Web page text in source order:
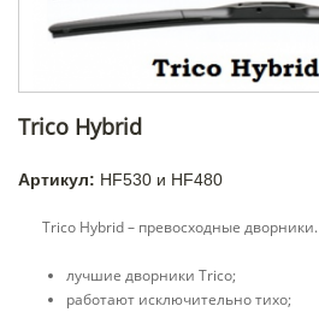
Trico Hybrid
Артикул: HF530 и HF480
Trico Hybrid – превосходные дворники.
лучшие дворники Trico;
работают исключительно тихо;